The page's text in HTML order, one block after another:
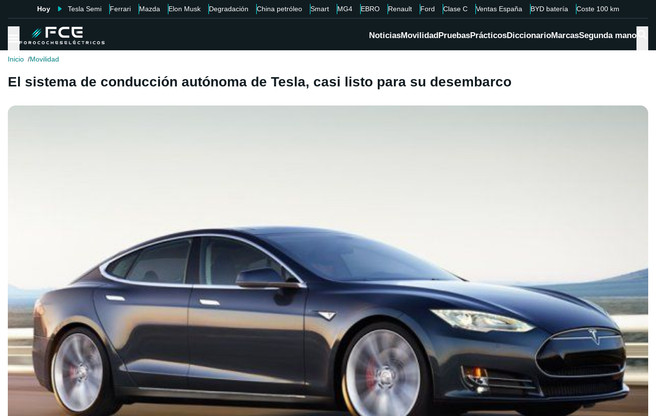
Hoy Tesla Semi Ferrari Mazda Elon Musk Degradación China petróleo Smart MG4 EBRO Renault Ford Clase C Ventas España BYD batería Coste 100 km
NoticiasMovilidadPruebasPrácticosDiccionarioMarcasSegunda mano
Inicio Movilidad
El sistema de conducción autónoma de Tesla, casi listo para su desembarco